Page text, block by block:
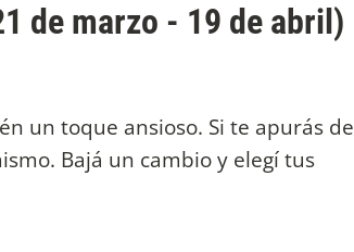
de marzo - 19 de abril)
un toque ansioso. Si te apurás de
Bajá un cambio y elegí tus